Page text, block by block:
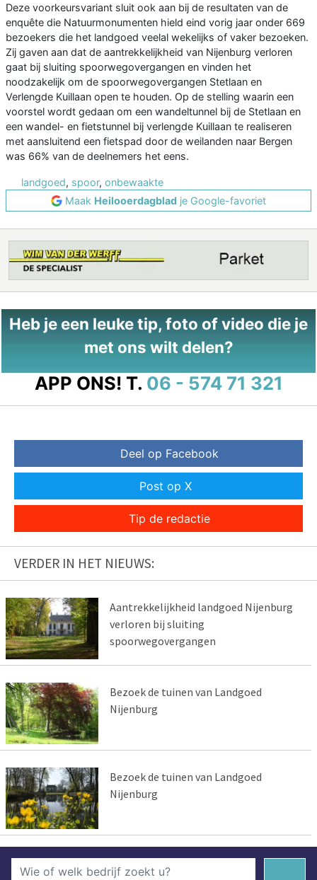
Deze voorkeursvariant sluit ook aan bij de resultaten van de
enquête die Natuurmonumenten hield eind vorig jaar onder 669
bezoekers die het landgoed veelal wekelijks of vaker bezoeken.
Zij gaven aan dat de aantrekkelijkheid van Nijenburg verloren
gaat bij sluiting spoorwegovergangen en vinden het
noodzakelijk om de spoorwegovergangen Stetlaan en
Verlengde Kuillaan open te houden. Op de stelling waarin een
voorstel wordt gedaan om een wandeltunnel bij de Stetlaan en
een wandel- en fietstunnel bij verlengde Kuillaan te realiseren
met aansluitend een fietspad door de weilanden naar Bergen
was 66% van de deelnemers het eens.
landgoed, spoor, onbewaakte
Maak Heilooerdagblad je Google-favoriet
Heb je een leuke tip, foto of video die je
met ons wilt delen?
APP ONS! T. 06 - 574 71 321
Deel op Facebook
Post op X
Tip de redactie
VERDER IN HET NIEUWS:
Aantrekkelijkheid landgoed Nijenburg
verloren bij sluiting
spoorwegovergangen
Bezoek de tuinen van Landgoed
Nijenburg
Bezoek de tuinen van Landgoed
Nijenburg